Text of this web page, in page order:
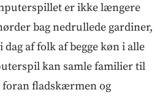
er ikke længere
bag nedrullede gardiner,
dag af folk af begge køn i alle
kan samle familier til
fladskærmen og